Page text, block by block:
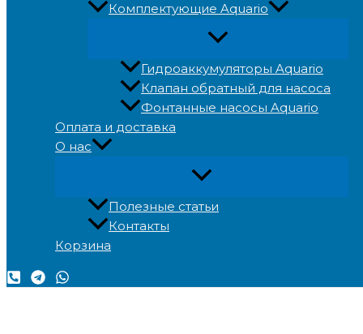
Комплектующие Aquario
Гидроаккумуляторы Aquario
Клапан обратный для насоса
Фонтанные насосы Aquario
Оплата и доставка
О нас
Полезные статьи
Контакты
Корзина